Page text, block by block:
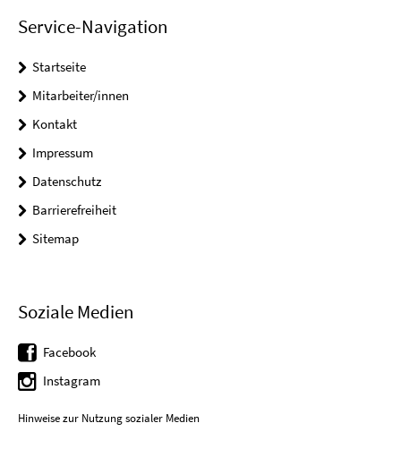
Service-Navigation
Startseite
Mitarbeiter/innen
Kontakt
Impressum
Datenschutz
Barrierefreiheit
Sitemap
Soziale Medien
Facebook
Instagram
Hinweise zur Nutzung sozialer Medien